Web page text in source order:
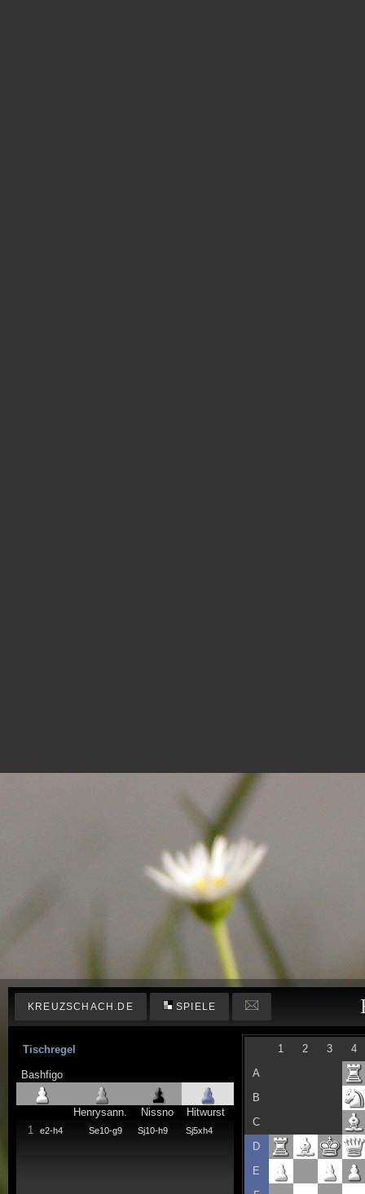
KREUZSCHACH.DE SPIELE
Tischregel
Bashfigo
Henrysann. Nissno
Hitwurst
1
e2-h4 Se10-g9 Sj10-h9 Sj5xh4
1 2 3
4
A
B
C
D
E